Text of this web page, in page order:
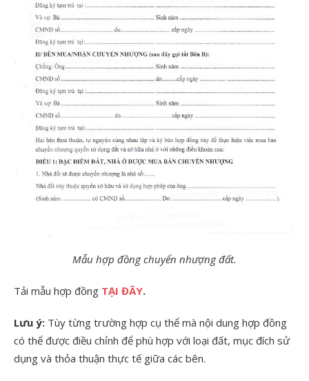
Mẫu hợp đồng chuyển nhượng đất.
Tải mẫu hợp đồng TẠI ĐÂY.
Lưu ý: Tùy từng trường hợp cụ thể mà nội dung hợp đồng
có thể được điều chỉnh để phù hợp với loại đất, mục đích sử
dụng và thỏa thuận thực tế giữa các bên.